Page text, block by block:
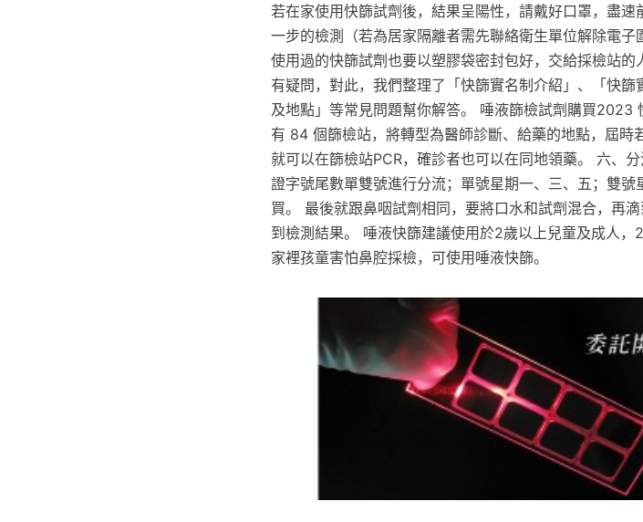
若在家使用快篩試劑後，結果呈陽性，請戴好口罩，盡
一步的檢測（若為居家隔離者需先聯絡衛生單位解除電子
使用過的快篩試劑也要以塑膠袋密封包好，交給採檢站
有疑問，對此，我們整理了「快篩實名制介紹」、「快
及地點」等常見問題幫你解答。 唾液篩檢試劑購買2023
有 84 個篩檢站，將轉型為醫師診斷、給藥的地點，屆時
就可以在篩檢站PCR，確診者也可以在同地領藥。 六、
證字號尾數單雙號進行分流；單號星期一、三、五；雙
買。 最後就跟鼻咽試劑相同，要將口水和試劑混合，再
到檢測結果。 唾液快篩建議使用於2歲以上兒童及成人
家裡孩童害怕鼻腔採檢，可使用唾液快篩。